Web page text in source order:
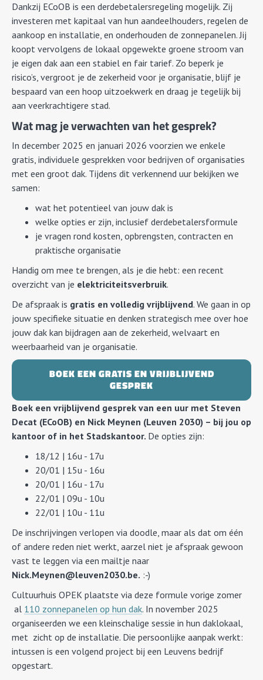
Dankzij ECoOB is een derdebetalersregeling mogelijk. Zij
investeren met kapitaal van hun aandeelhouders, regelen de
aankoop en installatie, en onderhouden de zonnepanelen. Jij
koopt vervolgens de lokaal opgewekte groene stroom van
je eigen dak aan een stabiel en fair tarief. Zo beperk je
risico’s, vergroot je de zekerheid voor je organisatie, blijf je
bespaard van een hoop uitzoekwerk en draag je tegelijk bij
aan veerkrachtigere stad.
Wat mag je verwachten van het gesprek?
In december 2025 en januari 2026 voorzien we enkele
gratis, individuele gesprekken voor bedrijven of organisaties
met een groot dak. Tijdens dit verkennend uur bekijken we
samen:
wat het potentieel van jouw dak is
welke opties er zijn, inclusief derdebetalersformule
je vragen rond kosten, opbrengsten, contracten en
praktische organisatie
Handig om mee te brengen, als je die hebt: een recent
overzicht van je elektriciteitsverbruik.
De afspraak is gratis en volledig vrijblijvend. We gaan in op
jouw specifieke situatie en denken strategisch mee over hoe
jouw dak kan bijdragen aan de zekerheid, welvaart en
weerbaarheid van je organisatie.
BOEK EEN GRATIS EN VRIJBLIJVEND
GESPREK
Boek een vrijblijvend gesprek van een uur met Steven
Decat (ECoOB) en Nick Meynen (Leuven 2030) – bij jou op
kantoor of in het Stadskantoor. De opties zijn:
18/12 | 16u - 17u
20/01 | 15u - 16u
20/01 | 16u - 17u
22/01 | 09u - 10u
22/01 | 10u - 11u
De inschrijvingen verlopen via doodle, maar als dat om één
of andere reden niet werkt, aarzel niet je afspraak gewoon
vast te leggen via een mailtje naar
Nick.Meynen@leuven2030.be. :-)
Cultuurhuis OPEK plaatste via deze formule vorige zomer
al 110 zonnepanelen op hun dak. In november 2025
organiseerden we een kleinschalige sessie in hun daklokaal,
met zicht op de installatie. Die persoonlijke aanpak werkt:
intussen is een volgend project bij een Leuvens bedrijf
opgestart.